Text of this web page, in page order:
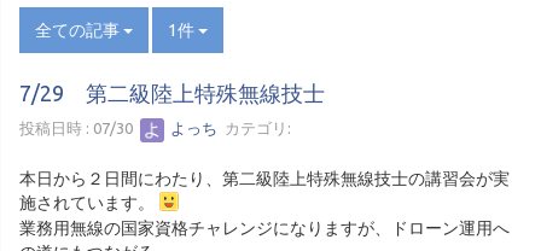
全ての記事 1件
7/29 第二級陸上特殊無線技士
投稿日時 : 07/30 よっち カテゴリ:
本日から２日間にわたり、第二級陸上特殊無線技士の講習会が実
施されています。
業務用無線の国家資格チャレンジになりますが、ドローン運用へ